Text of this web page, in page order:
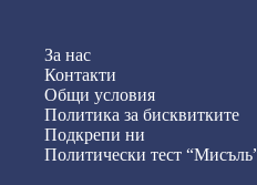
За нас
Контакти
Общи условия
Политика за бисквитките
Подкрепи ни
Политически тест